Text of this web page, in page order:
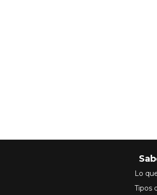
Lo
Tipos